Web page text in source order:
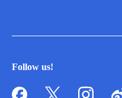
Follow us!